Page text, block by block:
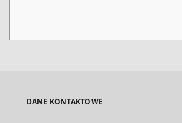
DANE KONTAKTOWE